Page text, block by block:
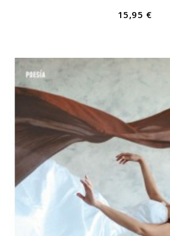
15,95 €